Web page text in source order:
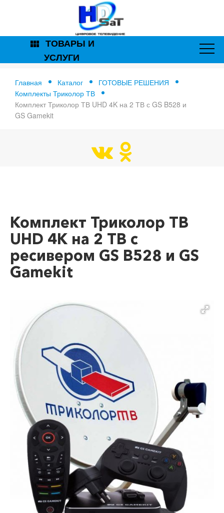
Главная Каталог
ГОТОВЫЕ РЕШЕНИЯ
Комплекты Триколор ТВ
Комплект Триколор ТВ UHD 4K на 2 ТВ с GS B528 и
GS Gamekit
view_module ТОВАРЫ И
УСЛУГИ
Комплект Триколор ТВ
UHD 4K на 2 ТВ с
ресивером GS B528 и GS
Gamekit